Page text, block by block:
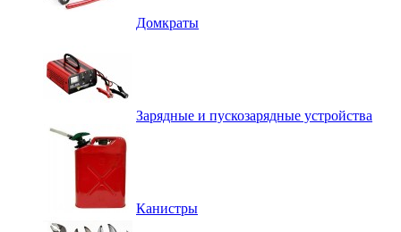
Домкраты
Зарядные и пускозарядные устройства
Канистры